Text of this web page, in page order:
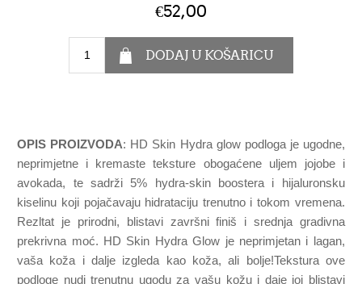
€52,00
OPIS PROIZVODA: HD Skin Hydra glow podloga je ugodne,
neprimjetne i kremaste teksture obogaćene uljem jojobe i
avokada, te sadrži 5% hydra-skin boostera i hijaluronsku
kiselinu koji pojačavaju hidrataciju trenutno i tokom vremena.
Rezltat je prirodni, blistavi završni finiš i srednja gradivna
prekrivna moć. HD Skin Hydra Glow je neprimjetan i lagan,
vaša koža i dalje izgleda kao koža, ali bolje!Tekstura ove
podloge nudi trenutnu ugodu za vašu kožu i daje joj blistavi